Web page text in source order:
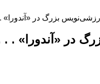
در «آندورا» . .